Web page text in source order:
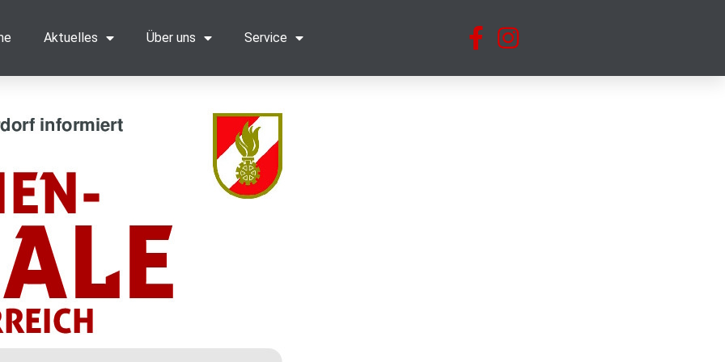
Aktuelles Über uns Service